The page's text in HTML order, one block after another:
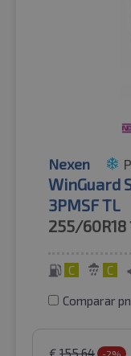
Nexen
WinGuard
3PMSF TL
255/60R18
C C
Comparar
€ 155.64